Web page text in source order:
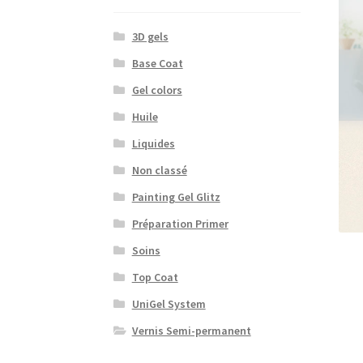
3D gels
Base Coat
Gel colors
Huile
Liquides
Non classé
Painting Gel Glitz
Préparation Primer
Soins
Top Coat
UniGel System
Vernis Semi-permanent